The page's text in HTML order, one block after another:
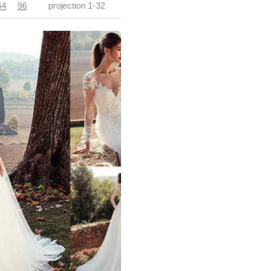
96 projection 1-32